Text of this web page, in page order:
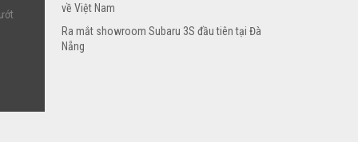
về Việt Nam
Ra mắt showroom Subaru 3S đầu tiên tại Đà
Nẵng